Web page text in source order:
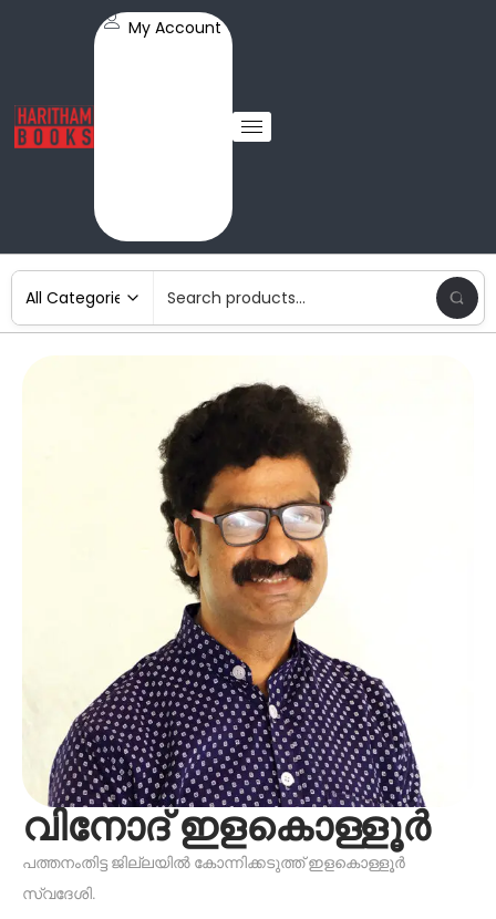
My Account
വിനോദ് ഇളകൊള്ളൂർ
പത്തനംതിട്ട ജില്ലയിൽ കോന്നിക്കടുത്ത് ഇളകൊള്ളൂർ
സ്വദേശി.